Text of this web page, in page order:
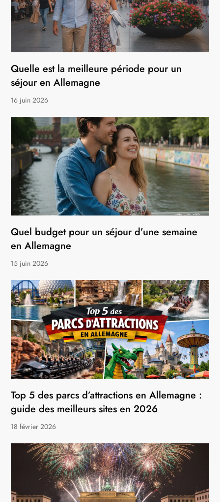
Quelle est la meilleure période pour un
séjour en Allemagne
16 juin 2026
Quel budget pour un séjour d’une semaine
en Allemagne
15 juin 2026
Top 5 des parcs d’attractions en Allemagne :
guide des meilleurs sites en 2026
18 février 2026